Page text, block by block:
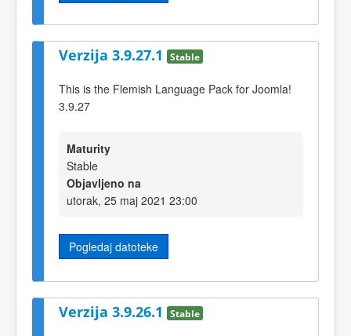
Verzija 3.9.27.1 Stable
This is the Flemish Language Pack for Joomla!
3.9.27
Maturity
Stable
Objavljeno na
utorak, 25 maj 2021 23:00
Pogledaj datoteke
Verzija 3.9.26.1 Stable